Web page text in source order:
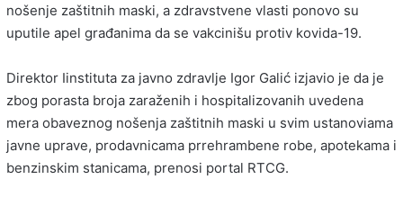
nošenje zaštitnih maski, a zdravstvene vlasti ponovo su
uputile apel građanima da se vakcinišu protiv kovida-19.
Direktor Iinstituta za javno zdravlje Igor Galić izjavio je da je
zbog porasta broja zaraženih i hospitalizovanih uvedena
mera obaveznog nošenja zaštitnih maski u svim ustanoviama
javne uprave, prodavnicama prrehrambene robe, apotekama i
benzinskim stanicama, prenosi portal RTCG.